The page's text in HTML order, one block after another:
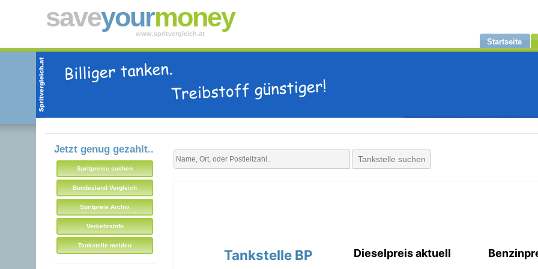
saveyourmoney
www.spritvergleich.at
Startseite
Jetzt genug gezahlt..
Spritpreise suchen
Bundesland Vergleich
Spritpreis Archiv
Verkehrsinfo
Tankstelle melden
Tankstelle suchen
Tankstelle BP Dieselpreis aktuell